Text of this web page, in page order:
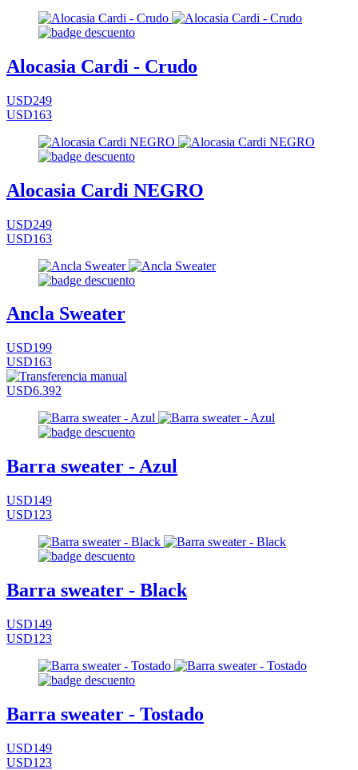
Alocasia Cardi - Crudo
USD249
USD163
Alocasia Cardi NEGRO
USD249
USD163
Ancla Sweater
USD199
USD163
USD6.392
Barra sweater - Azul
USD149
USD123
Barra sweater - Black
USD149
USD123
Barra sweater - Tostado
USD149
USD123